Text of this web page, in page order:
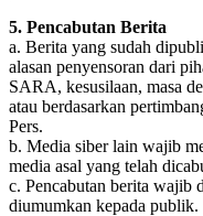
5. Pencabutan Berita
a. Berita yang sudah
alasan penyensoran dari
SARA, kesusilaan, masa
atau berdasarkan
Pers.
b. Media siber lain wajib
media asal yang telah
c. Pencabutan berita wajib
diumumkan kepada publik.